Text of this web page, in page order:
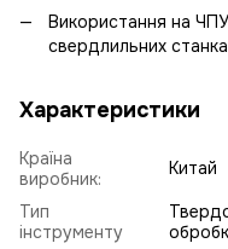
Використання на
свердлильних
Характеристики
Країна
виробник:
Китай
Тип
інструменту